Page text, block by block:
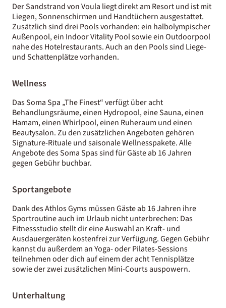
Der Sandstrand von Voula liegt direkt am Resort und ist mit
Liegen, Sonnenschirmen und Handtüchern ausgestattet.
Zusätzlich sind drei Pools vorhanden: ein halbolympischer
Außenpool, ein Indoor Vitality Pool sowie ein Outdoorpool
nahe des Hotelrestaurants. Auch an den Pools sind Liege-
und Schattenplätze vorhanden.
Wellness
Das Soma Spa „The Finest“ verfügt über acht
Behandlungsräume, einen Hydropool, eine Sauna, einen
Hamam, einen Whirlpool, einen Ruheraum und einen
Beautysalon. Zu den zusätzlichen Angeboten gehören
Signature-Rituale und saisonale Wellnesspakete. Alle
Angebote des Soma Spas sind für Gäste ab 16 Jahren
gegen Gebühr buchbar.
Sportangebote
Dank des Athlos Gyms müssen Gäste ab 16 Jahren ihre
Sportroutine auch im Urlaub nicht unterbrechen: Das
Fitnessstudio stellt dir eine Auswahl an Kraft- und
Ausdauergeräten kostenfrei zur Verfügung. Gegen Gebühr
kannst du außerdem an Yoga- oder Pilates-Sessions
teilnehmen oder dich auf einem der acht Tennisplätze
sowie der zwei zusätzlichen Mini-Courts auspowern.
Unterhaltung